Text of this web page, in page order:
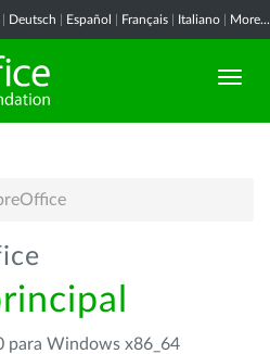
Deutsch Español Français Italiano More...
para Windows x86_64